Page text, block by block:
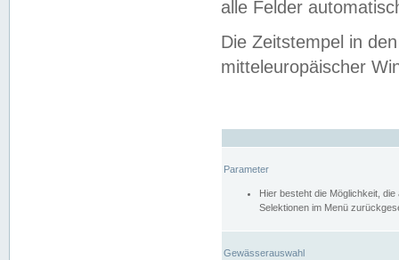
alle Felder
Die Zeitstempel in
mitteleuropäischer
Parameter
Hier besteht die Möglichkeit,
Selektionen im Menü
Gewässerauswahl